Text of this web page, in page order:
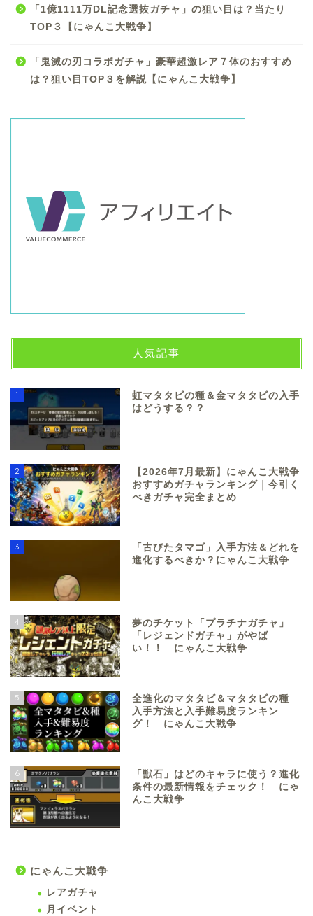
「1億1111万DL記念選抜ガチャ」の狙い目は？当たり
TOP３【にゃんこ大戦争】
「鬼滅の刃コラボガチャ」豪華超激レア７体のおすすめ
は？狙い目TOP３を解説【にゃんこ大戦争】
人気記事
1
虹マタタビの種＆金マタタビの入手
はどうする？？
2
【2026年7月最新】にゃんこ大戦争
おすすめガチャランキング｜今引く
べきガチャ完全まとめ
3
「古びたタマゴ」入手方法＆どれを
進化するべきか？にゃんこ大戦争
4
夢のチケット「プラチナガチャ」
「レジェンドガチャ」がやば
い！！ にゃんこ大戦争
5
全進化のマタタビ＆マタタビの種
入手方法と入手難易度ランキン
グ！ にゃんこ大戦争
6
「獣石」はどのキャラに使う？進化
条件の最新情報をチェック！ にゃ
んこ大戦争
にゃんこ大戦争
レアガチャ
月イベント